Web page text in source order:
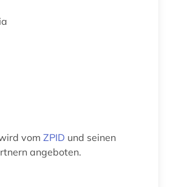
vom ZPID und seinen
angeboten.